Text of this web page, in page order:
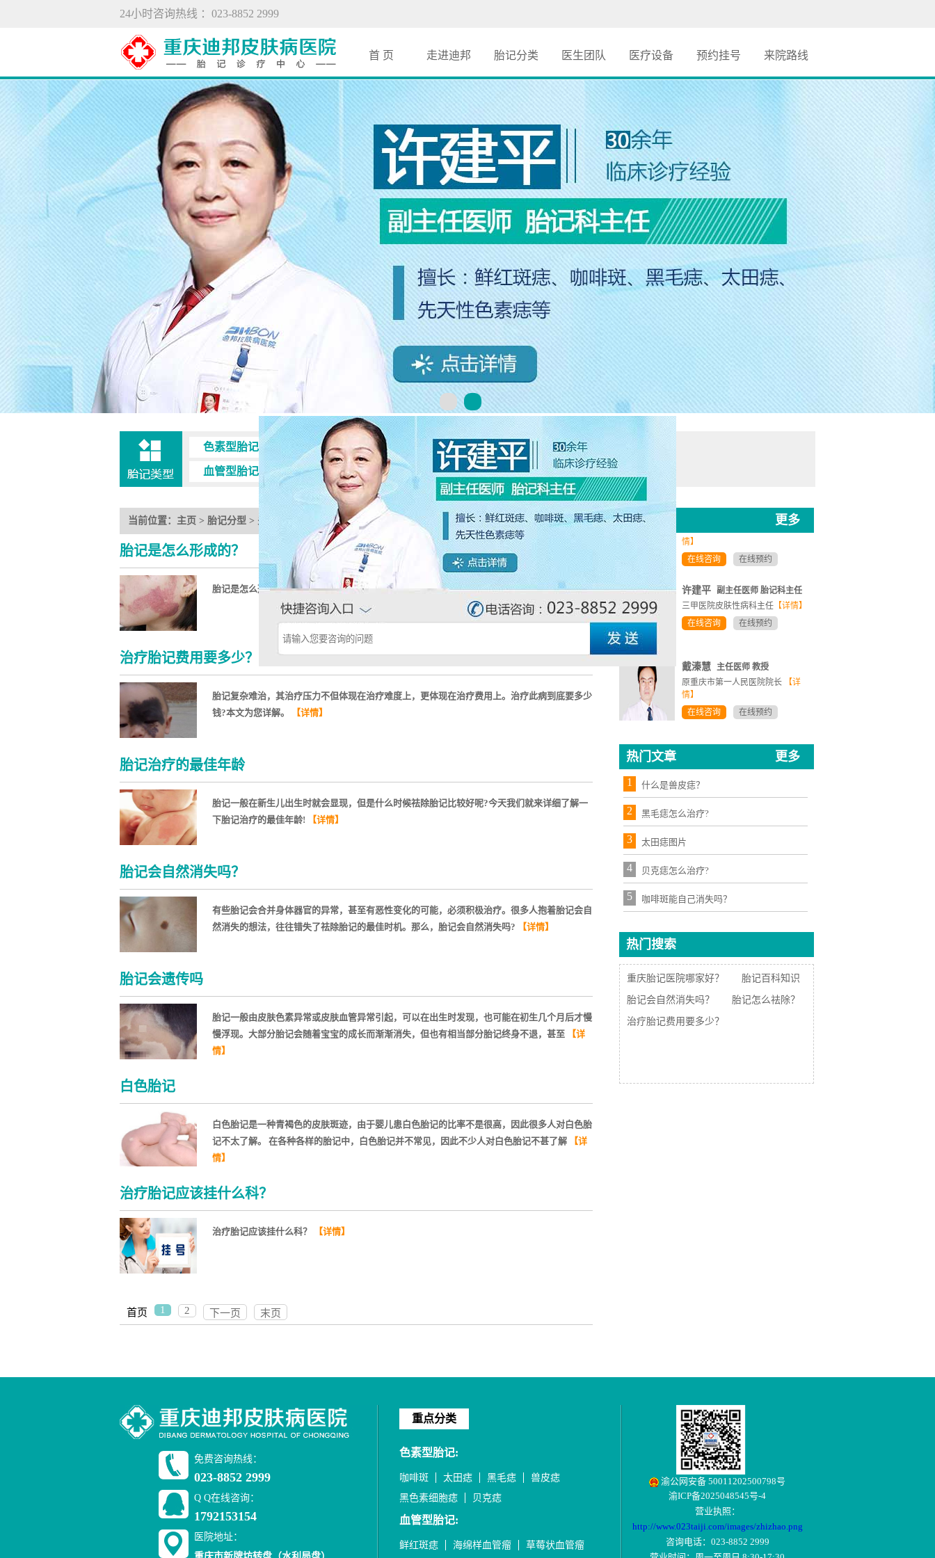
24小时咨询热线 ：023-8852 2999
首 页 走进迪邦 胎记分类 医生团队 医疗设备 预约挂号 来院路线
色素型胎记 咖啡斑 太田痣 黑毛痣 兽皮痣 黑色素细胞痣 贝克痣 其他色素型胎记
血管型胎记 鲜红斑痣 海绵样血管瘤 草莓状血管瘤 其他血管型胎记
当前位置： 主页 > 胎记分型 > 关于胎记 >
胎记是怎么形成的？
胎记是怎么形成的？胎记的形成有多种因素，今天我们就来详细了解一下！【详情】
治疗胎记费用要多少？
胎记复杂难治，其治疗压力不但体现在治疗难度上，更体现在治疗费用上。治疗此病到底要多少
钱?本文为您详解。
【详情】
胎记治疗的最佳年龄
胎记一般在新生儿出生时就会显现，但是什么时候祛除胎记比较好呢?今天我们就来详细了解一
下胎记治疗的最佳年龄!
【详情】
胎记会自然消失吗？
有些胎记会合并身体器官的异常，甚至有恶性变化的可能，必须积极治疗。很多人抱着胎记会自
然消失的想法，往往错失了祛除胎记的最佳时机。那么，胎记会自然消失吗?
【详情】
胎记会遗传吗
胎记一般由皮肤色素异常或皮肤血管异常引起，可以在出生时发现，也可能在初生几个月后才慢
慢浮现。大部分胎记会随着宝宝的成长而渐渐消失，但也有相当部分胎记终身不退，甚至
【详
情】
白色胎记
白色胎记是一种青褐色的皮肤斑迹，由于婴儿患白色胎记的比率不是很高，因此很多人对白色胎
记不太了解。 在各种各样的胎记中，白色胎记并不常见，因此不少人对白色胎记不甚了解
【详
情】
治疗胎记应该挂什么科？
治疗胎记应该挂什么科？ 【详情】
首页 1 2 下一页 末页
迪邦医生 更多
情】
在线咨询
在线预约
许建平
副主任医师 胎记科主任
三甲医院皮肤性病科主任 【详情】
在线咨询
在线预约
戴溱慧 主任医师 教授
原重庆市第一人民医院院长
【详
情】
在线咨询
在线预约
热门文章 更多
1 什么是兽皮痣？
2 黑毛痣怎么治疗?
3 太田痣图片
4 贝克痣怎么治疗?
5 咖啡斑能自己消失吗？
热门搜索
重庆胎记医院哪家好？ 胎记百科知识
胎记会自然消失吗？ 胎记怎么祛除？
治疗胎记费用要多少？
免费咨询热线：
023-8852 2999
Q Q在线咨询：
1792153154
医院地址：
重点分类
色素型胎记:
咖啡斑 太田痣 黑毛痣
兽皮痣
黑色素细胞痣
贝克痣
血管型胎记:
鲜红斑痣 海绵样血管瘤 草莓状血管瘤
渝公网安备 50011202500798号
渝ICP备2025048545号-4
营业执照：
http://www.023taiji.com/images/zhizhao.png
咨询电话：023-8852 2999